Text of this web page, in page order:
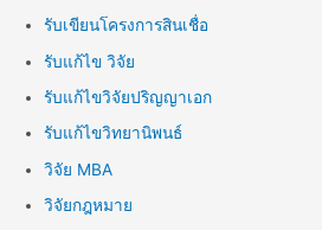
รับเขียนโครงการสินเชื่อ
รับแก้ไข วิจัย
รับแก้ไขวิจัยปริญญาเอก
รับแก้ไขวิทยานิพนธ์
วิจัย MBA
วิจัยกฎหมาย